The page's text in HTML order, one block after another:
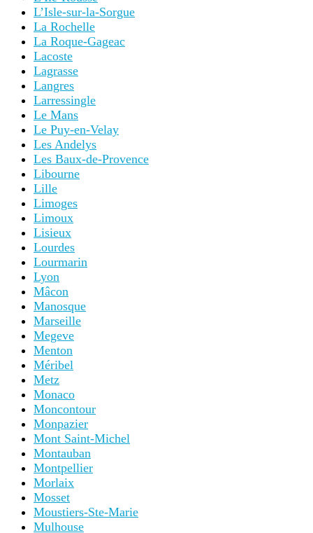
L’Isle-sur-la-Sorgue
La Rochelle
La Roque-Gageac
Lacoste
Lagrasse
Langres
Larressingle
Le Mans
Le Puy-en-Velay
Les Andelys
Les Baux-de-Provence
Libourne
Lille
Limoges
Limoux
Lisieux
Lourdes
Lourmarin
Lyon
Mâcon
Manosque
Marseille
Megeve
Menton
Méribel
Metz
Monaco
Moncontour
Monpazier
Mont Saint-Michel
Montauban
Montpellier
Morlaix
Mosset
Moustiers-Ste-Marie
Mulhouse